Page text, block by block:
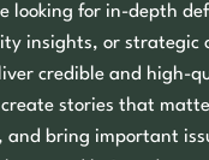
looking for in-depth
insights, or strategic
credible and high-
stories that
and bring important